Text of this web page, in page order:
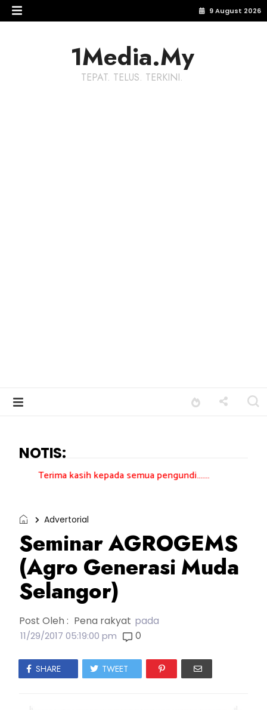
9 August 2026
1Media.My
TEPAT. TELUS. TERKINI.
NOTIS:
kasih kepada semua pengundi.......
Advertorial
Seminar AGROGEMS
(Agro Generasi Muda
Selangor)
Post Oleh : Pena rakyat pada
11/29/2017 05:19:00 pm 0
SHARE TWEET